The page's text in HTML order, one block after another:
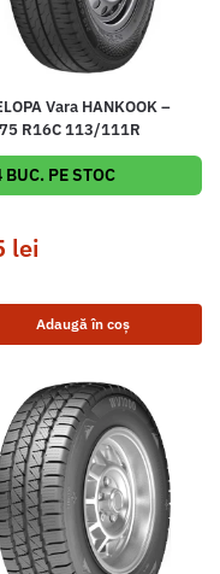
Vara HANKOOK –
R16C 113/111R
BUC. PE STOC
lei
Adaugă în coș